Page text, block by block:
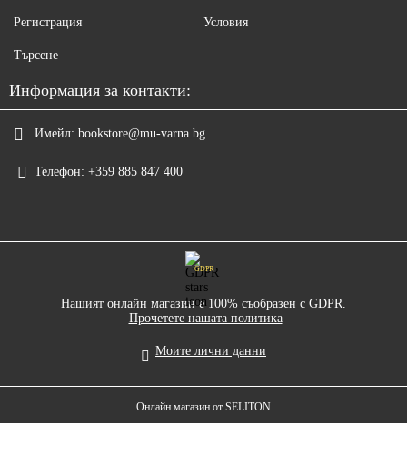
Регистрация
Търсене
Условия
Информация за контакти:
Имейл: bookstore@mu-varna.bg
Телефон: +359 885 847 400
GDPR
Нашият онлайн магазин е 100% съобразен с GDPR.
Прочетете нашата политика
Моите лични данни
Онлайн магазин от SELITON